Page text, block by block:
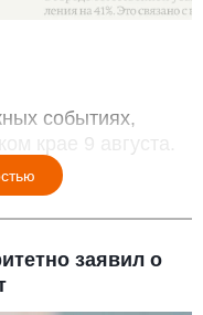
событиях,
крае 9 августа.
заявил о